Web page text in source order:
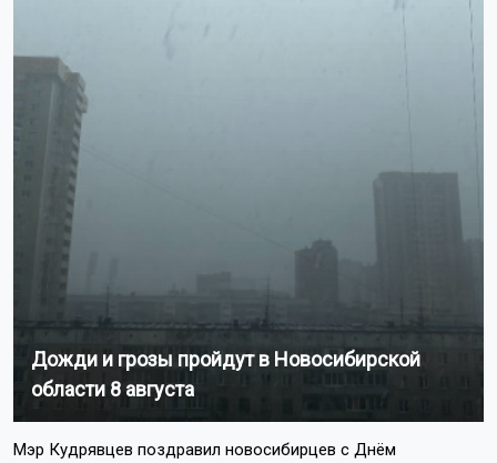
Дожди и грозы пройдут в Новосибирской
области 8 августа
Мэр Кудрявцев поздравил новосибирцев с Днём